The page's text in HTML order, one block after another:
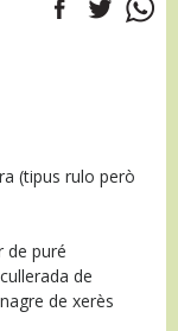
(tipus rulo però
de puré
de
de xerès